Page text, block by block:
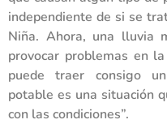
independiente de si se
Niña. Ahora, una lluvia
provocar problemas en
puede traer consigo
potable es una situación
con las condiciones”.